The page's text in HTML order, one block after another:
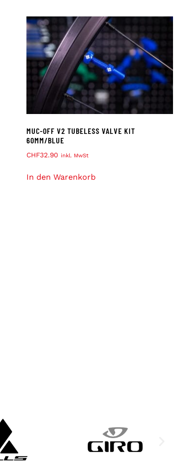
MUC-OFF V2 TUBELESS VALVE KIT
60MM/BLUE
CHF32.90 inkl. MwSt
In den Warenkorb